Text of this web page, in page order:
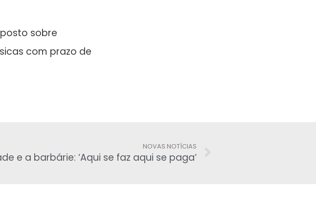
sobre
com prazo de
NOVAS NOTÍCIAS
e a barbárie: ‘Aqui se faz aqui se paga‘